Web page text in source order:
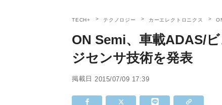
TECH+ テクノロジー カーエレクトロニクス
ON Semi、車載ADAS/
ジセンサ技術を発表
掲載日 2015/07/09 17:39